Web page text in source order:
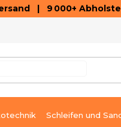
| 9 000+
Schleifen und